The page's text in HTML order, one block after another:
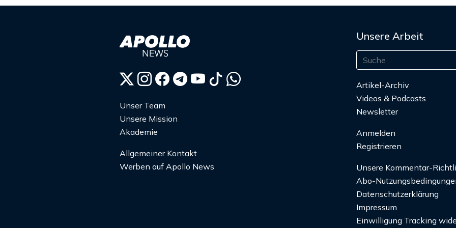
Unser Team
Unsere Mission
Akademie
Allgemeiner Kontakt
Werben auf Apollo News
Unsere Arbeit
Artikel-Archiv
Videos & Podcasts
Newsletter
Anmelden
Registrieren
Unsere Kommentar-
Abo-
Datenschutzerklärung
Impressum
Einwilligung Tracking